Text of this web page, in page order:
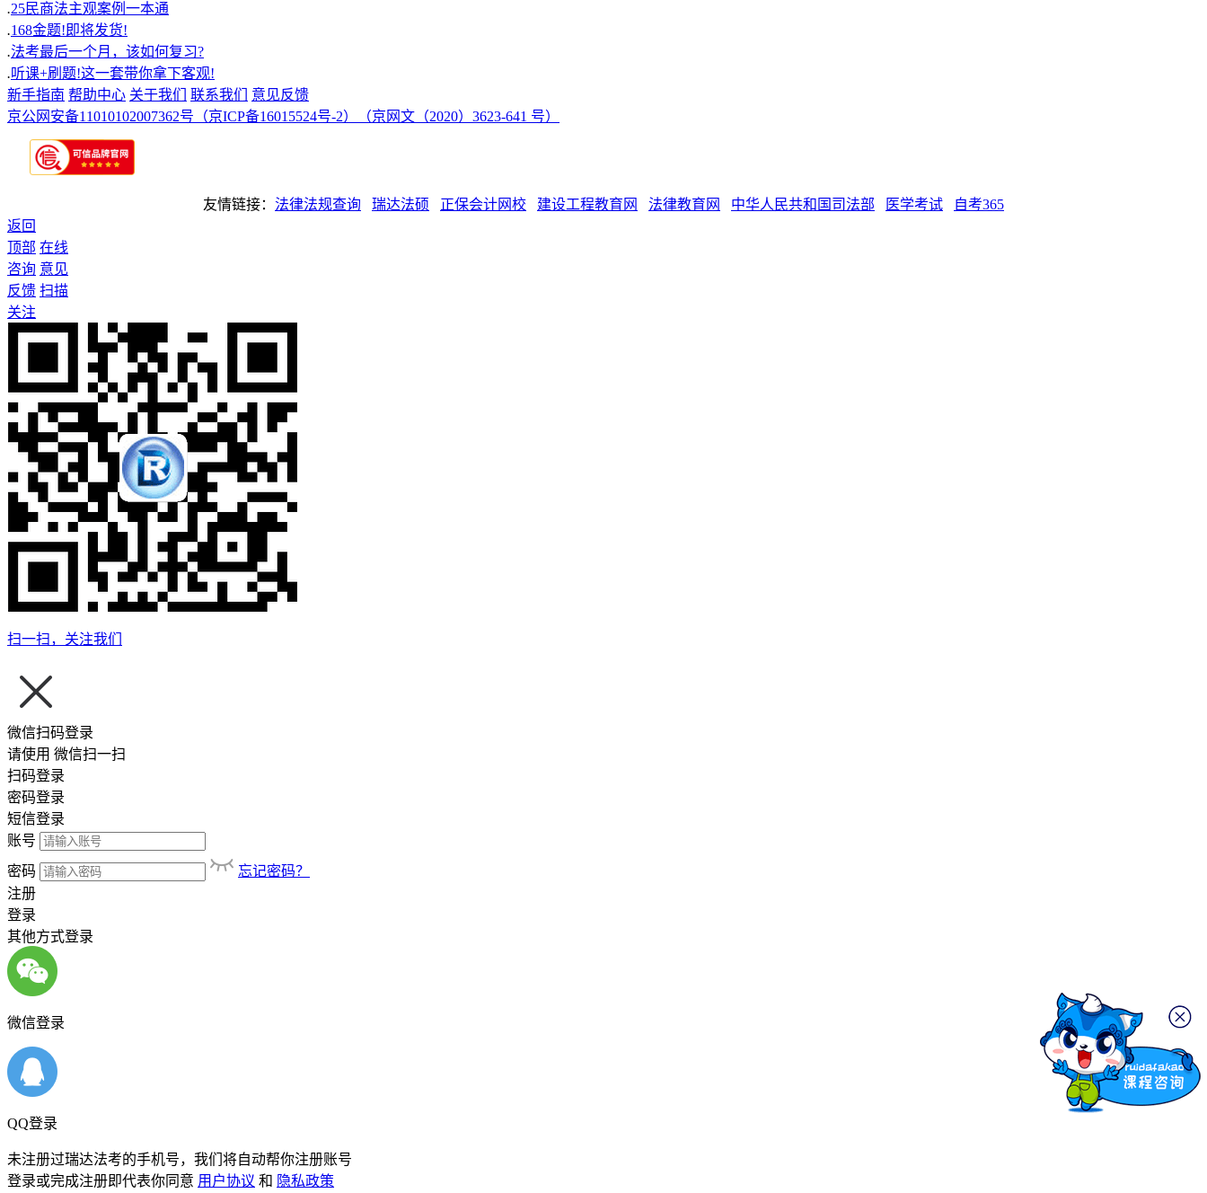
.25民商法主观案例一本通
.168金题!即将发货!
.法考最后一个月，该如何复习?
.听课+刷题!这一套带你拿下客观!
新手指南 帮助中心 关于我们 联系我们
意见反馈
京公网安备11010102007362号 （京ICP备16015524号-2） （京网文（2020）3623-641 号）
友情链接： 法律法规查询 瑞达法硕 正保会计网校 建设工程教育网 法律教育网 中华人民共和国司法部 医学考试
自考365
返回
顶部 在线
咨询 意见
反馈 扫描
关注
扫一扫，关注我们
微信扫码登录
请使用 微信扫一扫
扫码登录
密码登录
短信登录
账号
密码
忘记密码？
注册
登录
其他方式登录
微信登录
QQ登录
未注册过瑞达法考的手机号，我们将自动帮你注册账号
登录或完成注册即代表你同意 用户协议 和 隐私政策